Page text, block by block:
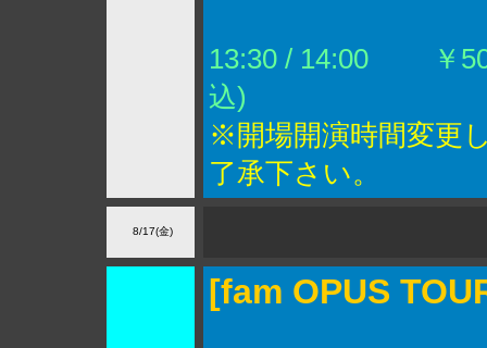
13:30 / 14:00 ￥500
込)
※開場開演時間変更
了承下さい。
8/17(金)
[fam OPUS